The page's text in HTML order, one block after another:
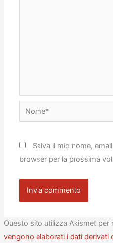
Nome*
Salva il mio nome,
browser per la prossima
Questo sito utilizza Akismet per
vengono elaborati i dati derivati